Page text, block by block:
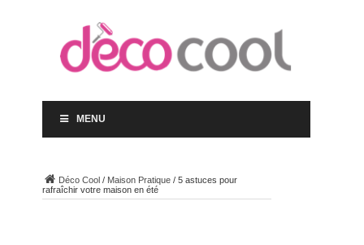
MENU
Déco Cool/ Maison Pratique/ 5 astuces pour
rafraîchir votre maison en été